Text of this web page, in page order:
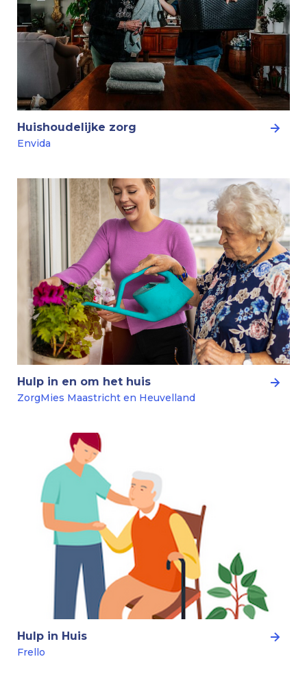
Huishoudelijke zorg
Envida
Hulp in en om het huis
ZorgMies Maastricht en Heuvelland
Hulp in Huis
Frello